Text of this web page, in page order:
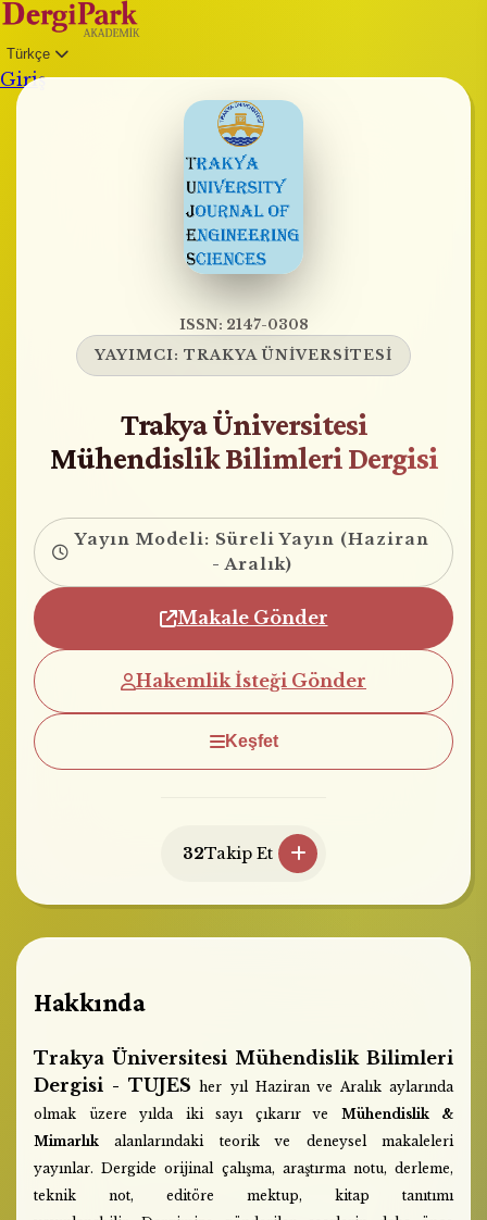
Türkçe
Giriş
ISSN: 2147-0308
YAYIMCI: TRAKYA ÜNİVERSİTESİ
Trakya Üniversitesi
Mühendislik Bilimleri Dergisi
Yayın Modeli: Süreli Yayın (Haziran
- Aralık)
Makale Gönder
Hakemlik İsteği Gönder
Keşfet
32Takip Et
Hakkında
Trakya Üniversitesi Mühendislik Bilimleri
Dergisi - TUJES her yıl Haziran ve Aralık aylarında
olmak üzere yılda iki sayı çıkarır ve Mühendislik &
Mimarlıkalanlarındaki teorik ve deneysel makaleleri
yayınlar. Dergide orijinal çalışma, araştırma notu, derleme,
teknik not, editöre mektup, kitap tanıtımı